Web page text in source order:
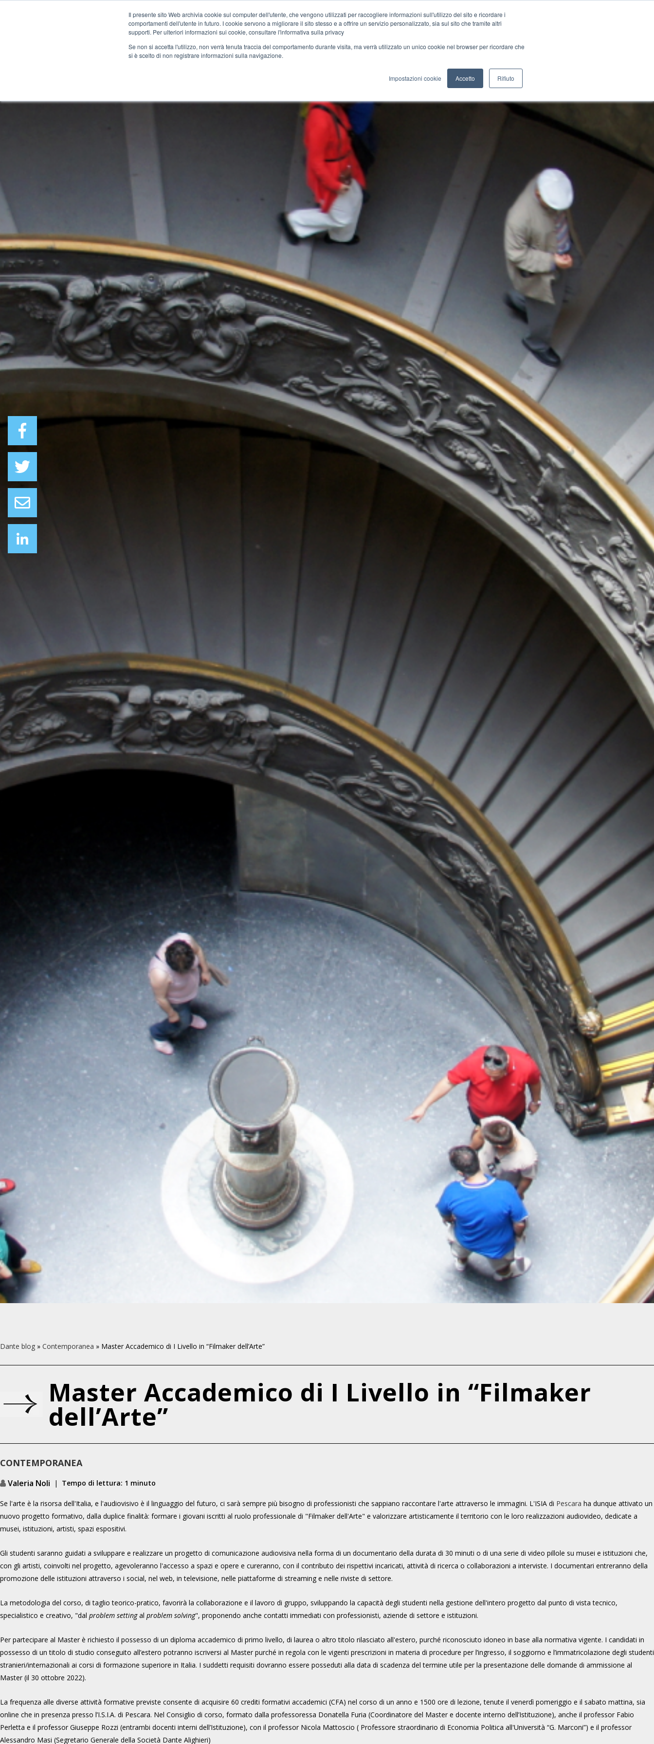
Il presente sito Web archivia cookie sul computer dell'utente, che vengono utilizzati per raccogliere informazioni sull'utilizzo del sito e ricordare i
comportamenti dell'utente in futuro. I cookie servono a migliorare il sito stesso e a offrire un servizio personalizzato, sia sul sito che tramite altri
supporti. Per ulteriori informazioni sui cookie, consultare l'informativa sulla privacy
Se non si accetta l'utilizzo, non verrà tenuta traccia del comportamento durante visita, ma verrà utilizzato un unico cookie nel browser per ricordare che
si è scelto di non registrare informazioni sulla navigazione.
Impostazioni cookie Accetto Rifiuto
Docenti Certificazione Cultura Rete Blog
Dante blog » Contemporanea » Master Accademico di I Livello in “Filmaker dell’Arte”
Master Accademico di I Livello in “Filmaker
dell’Arte”
CONTEMPORANEA
Valeria Noli | Tempo di lettura: 1 minuto
Se l'arte è la risorsa dell'Italia, e l'audiovisivo è il linguaggio del futuro, ci sarà sempre più bisogno di professionisti che sappiano raccontare l'arte attraverso le immagini. L'ISIA di Pescara ha dunque attivato un
nuovo progetto formativo, dalla duplice finalità: formare i giovani iscritti al ruolo professionale di "Filmaker dell'Arte" e valorizzare artisticamente il territorio con le loro realizzazioni audiovideo, dedicate a
musei, istituzioni, artisti, spazi espositivi.
Gli studenti saranno guidati a sviluppare e realizzare un progetto di comunicazione audiovisiva nella forma di un documentario della durata di 30 minuti o di una serie di video pillole su musei e istituzioni che,
con gli artisti, coinvolti nel progetto, agevoleranno l'accesso a spazi e opere e cureranno, con il contributo dei rispettivi incaricati, attività di ricerca o collaborazioni a interviste. I documentari entreranno della
promozione delle istituzioni attraverso i social, nel web, in televisione, nelle piattaforme di streaming e nelle riviste di settore.
La metodologia del corso, di taglio teorico-pratico, favorirà la collaborazione e il lavoro di gruppo, sviluppando la capacità degli studenti nella gestione dell'intero progetto dal punto di vista tecnico,
specialistico e creativo, "dal problem settingal problem solving", proponendo anche contatti immediati con professionisti, aziende di settore e istituzioni.
Per partecipare al Master è richiesto il possesso di un diploma accademico di primo livello, di laurea o altro titolo rilasciato all'estero, purché riconosciuto idoneo in base alla normativa vigente. I candidati in
possesso di un titolo di studio conseguito all’estero potranno iscriversi al Master purché in regola con le vigenti prescrizioni in materia di procedure per l’ingresso, il soggiorno e l’immatricolazione degli studenti
stranieri/internazionali ai corsi di formazione superiore in Italia. I suddetti requisiti dovranno essere posseduti alla data di scadenza del termine utile per la presentazione delle domande di ammissione al
Master (il 30 ottobre 2022).
La frequenza alle diverse attività formative previste consente di acquisire 60 crediti formativi accademici (CFA) nel corso di un anno e 1500 ore di lezione, tenute il venerdì pomeriggio e il sabato mattina, sia
online che in presenza presso l’I.S.I.A. di Pescara. Nel Consiglio di corso, formato dalla professoressa Donatella Furia (Coordinatore del Master e docente interno dell’Istituzione), anche il professor Fabio
Perletta e il professor Giuseppe Rozzi (entrambi docenti interni dell’Istituzione), con il professor Nicola Mattoscio ( Professore straordinario di Economia Politica all'Università “G. Marconi”) e il professor
Alessandro Masi (Segretario Generale della Società Dante Alighieri)